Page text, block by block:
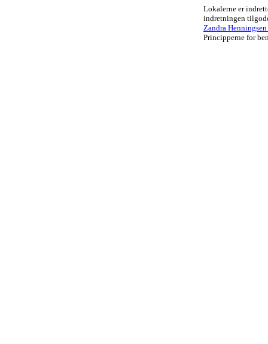
Lokalerne er
indretningen
Zandra Henningsen
Principperne for